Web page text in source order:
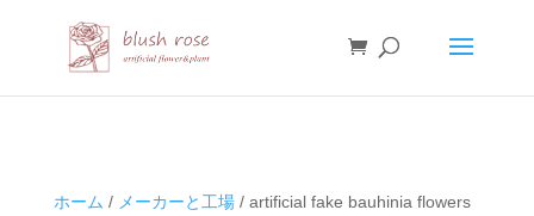
ホーム / メーカーと工場/ artificial fake bauhinia flowers